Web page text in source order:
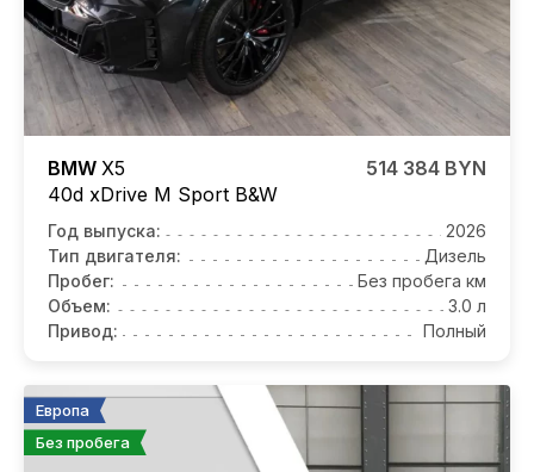
BMW X5
40d xDrive M Sport B&W
514 384 BYN
Год выпуска:
2026
Тип двигателя:
Дизель
Пробег:
Без пробега км
Объем:
3.0 л
Привод:
Полный
Европа
Без пробега